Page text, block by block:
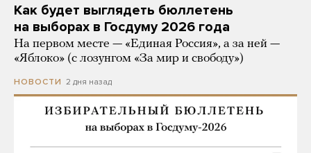
Как будет выглядеть бюллетень
на выборах в Госдуму 2026 года
На первом месте — «Единая Россия», а за ней —
«Яблоко» (с лозунгом «За мир и свободу»)
НОВОСТИ 2 дня назад